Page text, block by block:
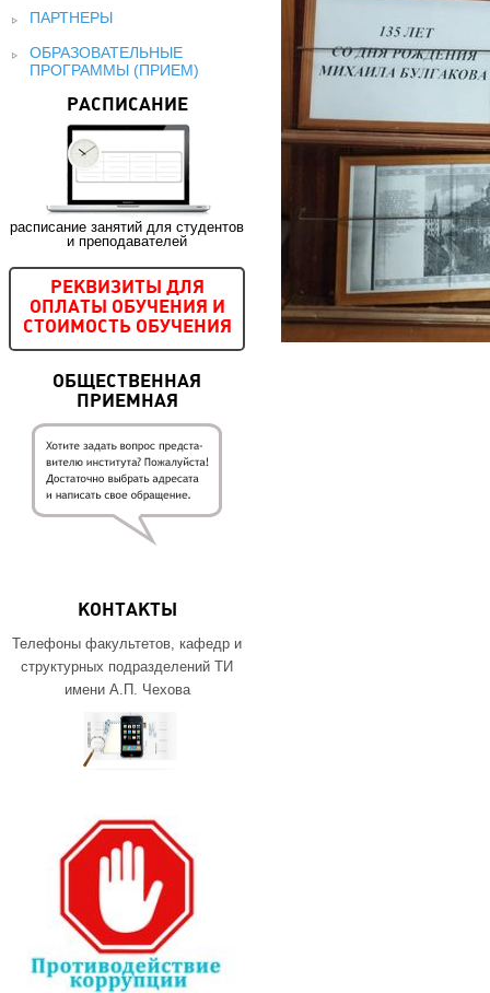
ПАРТНЕРЫ
ОБРАЗОВАТЕЛЬНЫЕ
ПРОГРАММЫ (ПРИЕМ)
РАСПИСАНИЕ
расписание занятий для студентов
и преподавателей
РЕКВИЗИТЫ ДЛЯ
ОПЛАТЫ ОБУЧЕНИЯ И
СТОИМОСТЬ ОБУЧЕНИЯ
ОБЩЕСТВЕННАЯ
ПРИЕМНАЯ
КОНТАКТЫ
Телефоны факультетов, кафедр и
структурных подразделений ТИ
имени А.П. Чехова